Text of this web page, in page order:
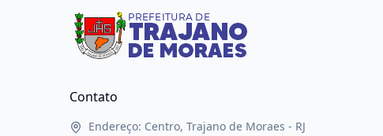
Contato
Endereço: Centro, Trajano de Moraes - RJ